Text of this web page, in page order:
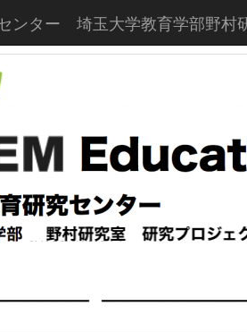
ンター 埼玉大学教育学部野村